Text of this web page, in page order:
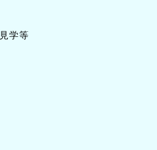
学等